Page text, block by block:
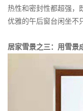
热性和密封性都超强，
优雅的午后窗台闲坐不
居家雪景之三：用雪景